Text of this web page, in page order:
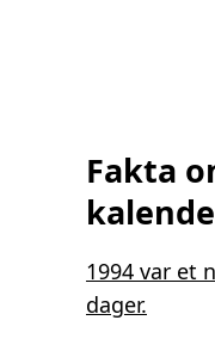
Fakta
1994 var et
dager.